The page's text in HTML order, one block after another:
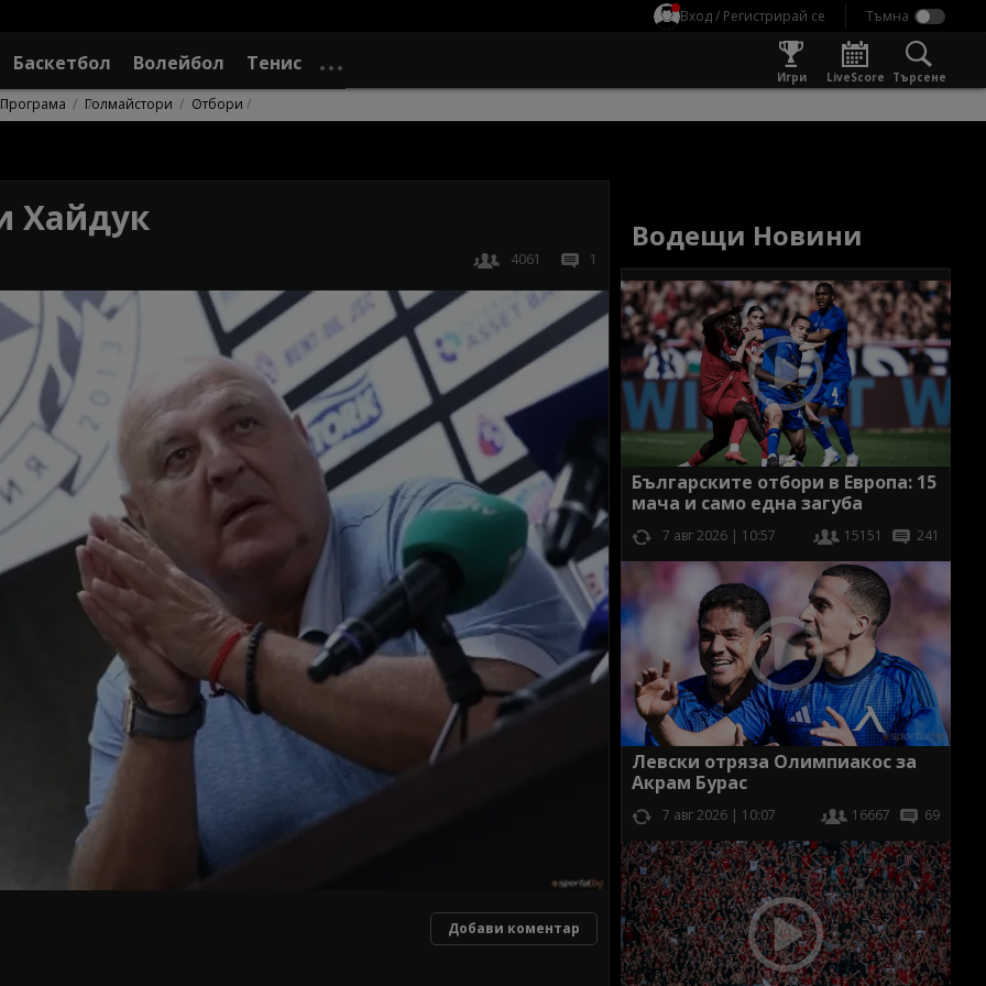
Вход / Регистрирай се
Баскетбол Волейбол Тенис
Игри LiveScore Търсене
Програма Голмайстори Отбори
Хайдук
4061 1
Добави коментар
Водещи Новини
Българските отбори в Европа: 15
мача и само една загуба
7 авг 2026 | 10:57 15151 241
Левски отряза Олимпиакос за
Акрам Бурас
7 авг 2026 | 10:07 16667 69